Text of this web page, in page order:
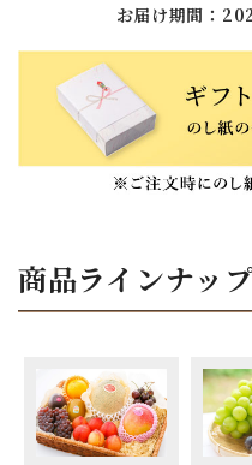
お届け期間：
商品ラインナップ